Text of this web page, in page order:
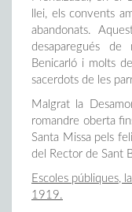
llei, els convents
abandonats.
desaparegués
Benicarló i molts
sacerdots de les
Malgrat la
romandre oberta
Santa Missa pels
del Rector de Sant
Escoles públiques,
1919.